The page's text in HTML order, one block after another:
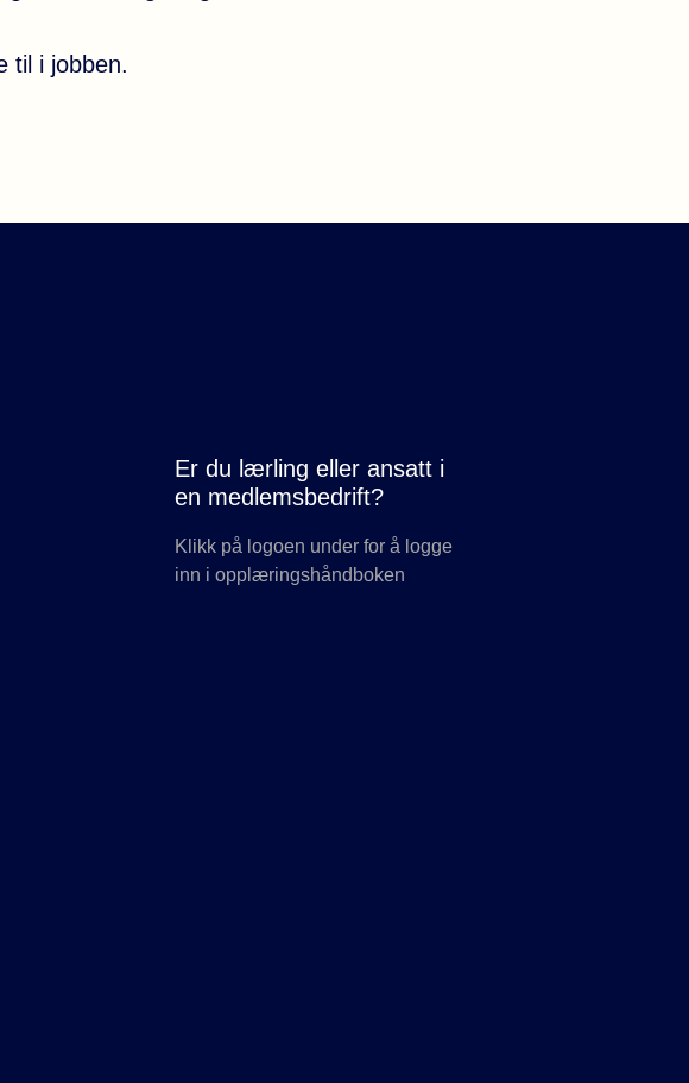
til i jobben.
Er du lærling eller ansatt i
en medlemsbedrift?
Klikk på logoen under for å logge
inn i opplæringshåndboken